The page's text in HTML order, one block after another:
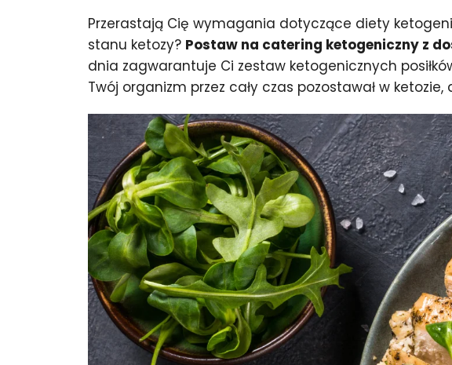
Przerastają Cię wymagania dotyczące diety
stanu ketozy? Postaw na catering ketogeniczny z
dnia zagwarantuje Ci zestaw ketogenicznych
Twój organizm przez cały czas pozostawał w